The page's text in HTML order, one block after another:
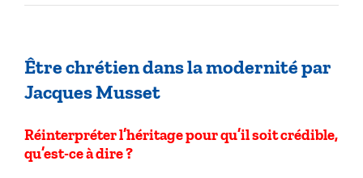
Être chrétien dans la modernité par
Jacques Musset
Réinterpréter l’héritage pour qu’il soit crédible,
qu’est-ce à dire ?